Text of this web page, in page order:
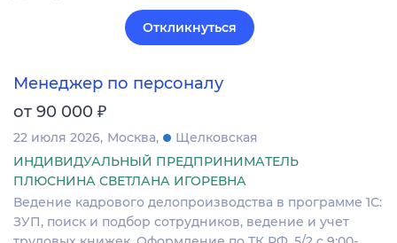
Откликнуться
Менеджер по персоналу
от 90 000 ₽
22 июля 2026 Москва
Щелковская
ИНДИВИДУАЛЬНЫЙ ПРЕДПРИНИМАТЕЛЬ
ПЛЮСНИНА СВЕТЛАНА ИГОРЕВНА
Ведение кадрового делопроизводства в программе 1С:
ЗУП, поиск и подбор сотрудников, ведение и учет